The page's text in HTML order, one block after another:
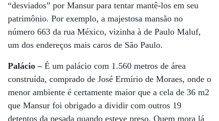
“desviados” por Mansur para tentar mantê-los em seu
patrimônio. Por exemplo, a majestosa mansão no
número 663 da rua México, vizinha à de Paulo Maluf,
um dos endereços mais caros de São Paulo.
Palácio –É um palácio com 1.560 metros de área
construída, comprado de José Ermírio de Moraes, onde o
menor ambiente é certamente maior que a cela de 36 m2
que Mansur foi obrigado a dividir com outros 19
detentos da pesada quando esteve preso. Quem mora lá